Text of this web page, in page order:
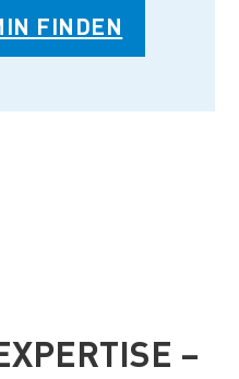
FINDEN
–